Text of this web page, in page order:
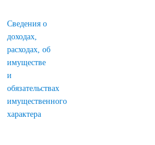
Сведения о
доходах,
расходах, об
имуществе
и
обязательствах
имущественного
характера